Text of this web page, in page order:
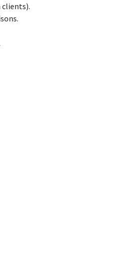
clients).